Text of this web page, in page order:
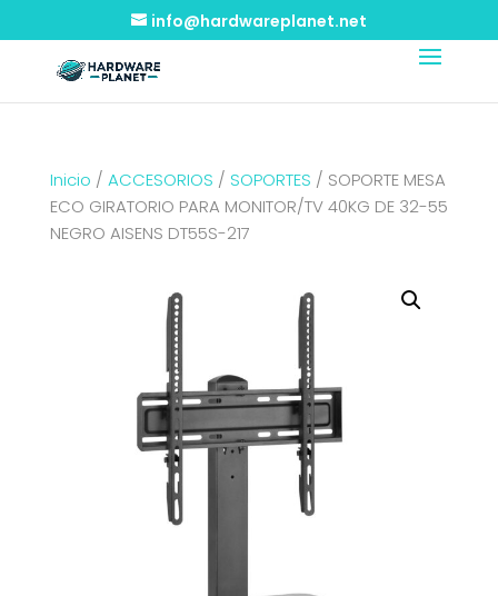
info@hardwareplanet.net
Inicio / ACCESORIOS / SOPORTES / SOPORTE MESA
ECO GIRATORIO PARA MONITOR/TV 40KG DE 32-55
NEGRO AISENS DT55S-217